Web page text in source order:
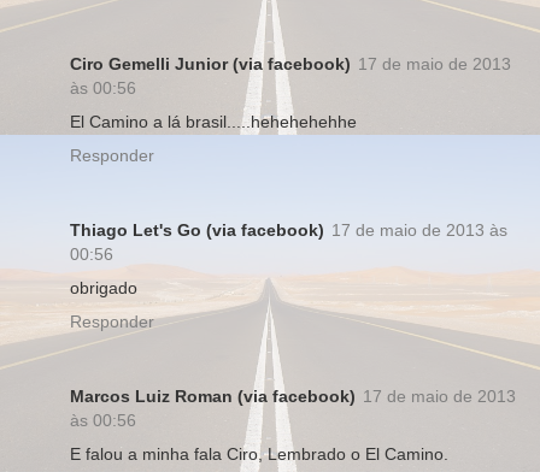
Ciro Gemelli Junior (via facebook) 17 de maio de 2013
às 00:56
El Camino a lá brasil.....hehehehehhe
Responder
Thiago Let's Go (via facebook) 17 de maio de 2013 às
00:56
obrigado
Responder
Marcos Luiz Roman (via facebook) 17 de maio de 2013
às 00:56
E falou a minha fala Ciro, Lembrado o El Camino.